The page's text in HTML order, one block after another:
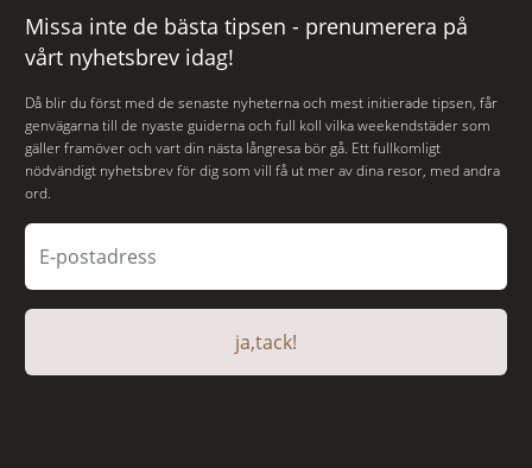
Missa inte de bästa tipsen - prenumerera på
vårt nyhetsbrev idag!
Då blir du först med de senaste nyheterna och mest initierade tipsen, får
genvägarna till de nyaste guiderna och full koll vilka weekendstäder som
gäller framöver och vart din nästa långresa bör gå. Ett fullkomligt
nödvändigt nyhetsbrev för dig som vill få ut mer av dina resor, med andra
ord.
ja,tack!